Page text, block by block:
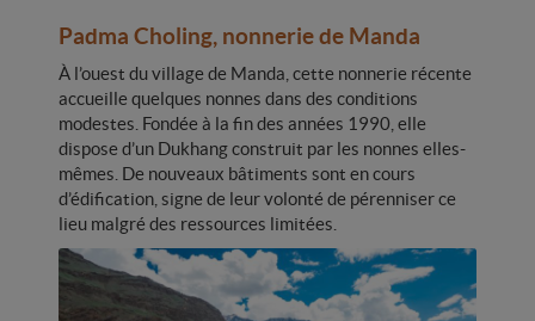
Padma Choling, nonnerie de Manda
À l’ouest du village de Manda, cette nonnerie récente
accueille quelques nonnes dans des conditions
modestes. Fondée à la fin des années 1990, elle
dispose d’un Dukhang construit par les nonnes elles-
mêmes. De nouveaux bâtiments sont en cours
d’édification, signe de leur volonté de pérenniser ce
lieu malgré des ressources limitées.